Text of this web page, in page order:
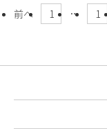
前へ 1 … 1